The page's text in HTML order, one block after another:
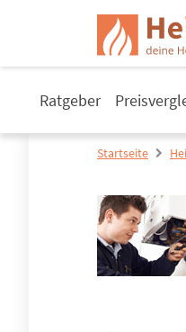
Ratgeber
Startseite